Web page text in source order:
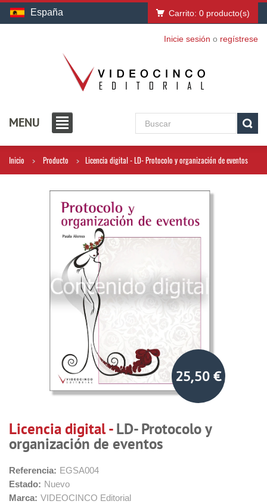
España Carrito: 0 producto(s)
Inicie sesión o regístrese
MENU
Inicio Producto Licencia digital - LD- Protocolo y organización de eventos
25,50 €
Licencia digital -LD- Protocolo y
organización de eventos
Referencia: EGSA004
Estado: Nuevo
Marca: VIDEOCINCO Editorial